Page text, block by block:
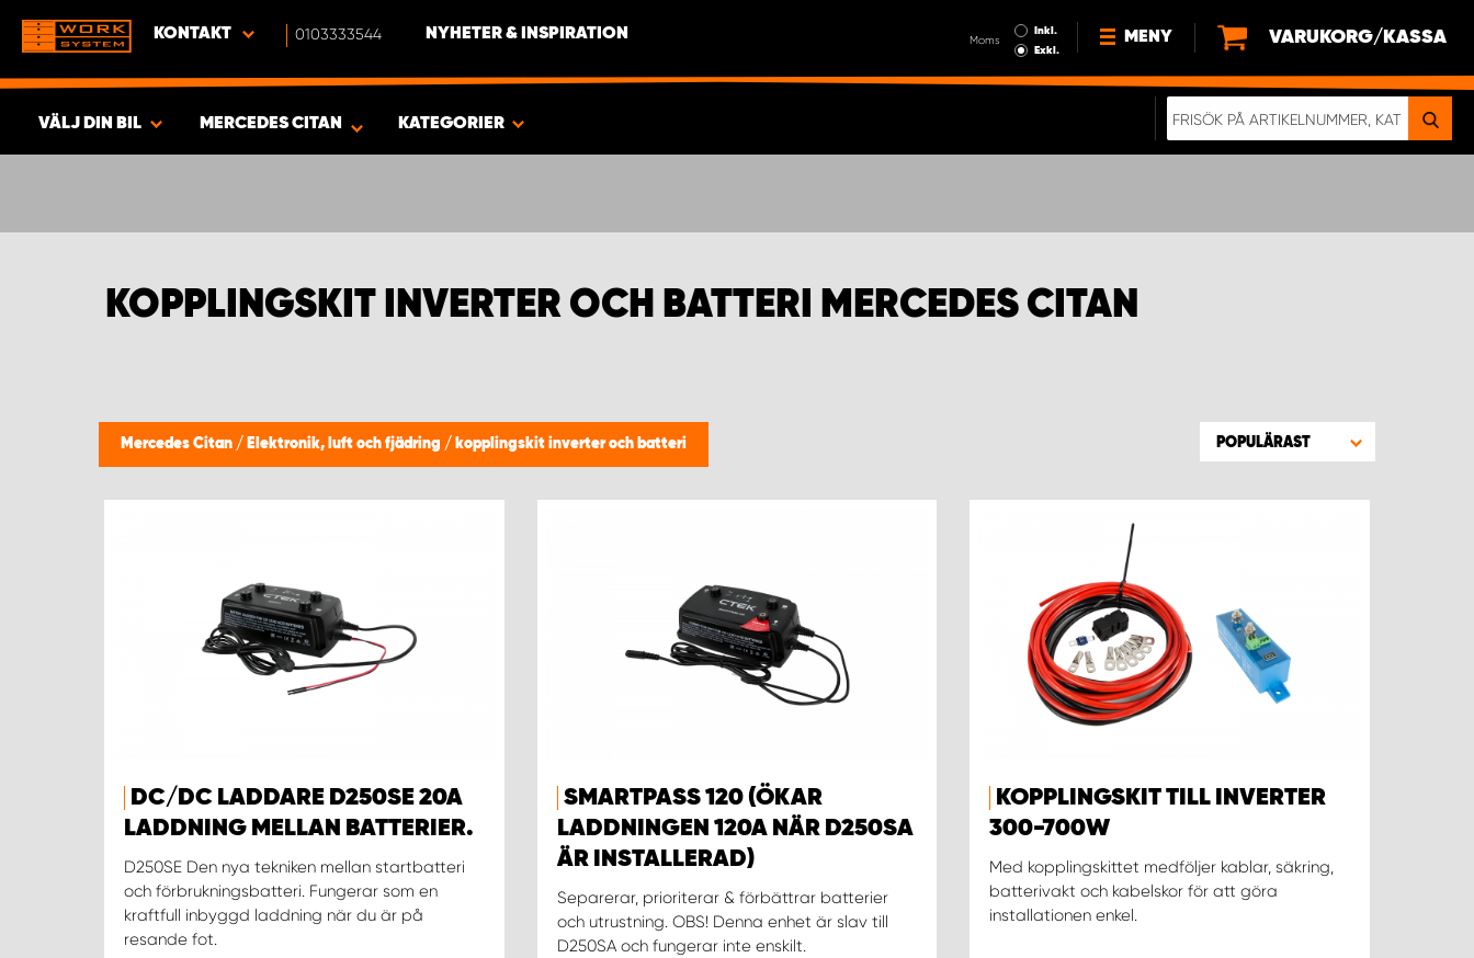
KONTAKT 0103333544 NYHETER & INSPIRATION Moms
Inkl.
Exkl.
MENY
NYHETER
ETT RIKTIGT KROCKTEST
VARUKORG/KASSA
VÄLJ DIN BIL
PRODUKTER
MERCEDES CITAN KATEGORIER
KOPPLINGSKIT INVERTER OCH BATTERI MERCEDES CITAN
Mercedes Citan / Elektronik, luft och fjädring / kopplingskit inverter och batteri POPULÄRAST
DC/DC LADDARE D250SE 20A
LADDNING MELLAN BATTERIER.
D250SE Den nya tekniken mellan startbatteri
och förbrukningsbatteri. Fungerar som en
kraftfull inbyggd laddning när du är på
resande fot.
SMARTPASS 120 (ÖKAR
LADDNINGEN 120A NÄR D250SA
ÄR INSTALLERAD)
Separerar, prioriterar & förbättrar batterier
och utrustning. OBS! Denna enhet är slav till
D250SA och fungerar inte enskilt.
KOPPLINGSKIT TILL INVERTER
300-700W
Med kopplingskittet medföljer kablar, säkring,
batterivakt och kabelskor för att göra
installationen enkel.